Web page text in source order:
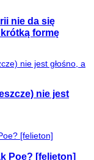
nie da się
formę
nie jest
Poe? [felieton]